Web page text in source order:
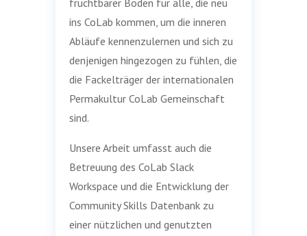
fruchtbarer Boden für alle, die neu
ins CoLab kommen, um die inneren
Abläufe kennenzulernen und sich zu
denjenigen hingezogen zu fühlen, die
die Fackelträger der internationalen
Permakultur CoLab Gemeinschaft
sind.
Unsere Arbeit umfasst auch die
Betreuung des CoLab Slack
Workspace und die Entwicklung der
Community Skills Datenbank zu
einer nützlichen und genutzten